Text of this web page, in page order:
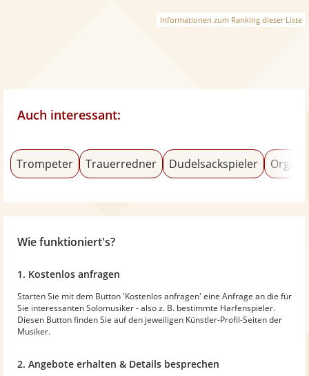
Informationen zum Ranking dieser Liste
Auch interessant:
Trompeter Trauerredner Dudelsackspieler
Wie funktioniert's?
1. Kostenlos anfragen
Starten Sie mit dem Button 'Kostenlos anfragen' eine Anfrage an die für
Sie interessanten Solomusiker - also z. B. bestimmte Harfenspieler.
Diesen Button finden Sie auf den jeweiligen Künstler-Profil-Seiten der
Musiker.
2. Angebote erhalten & Details besprechen